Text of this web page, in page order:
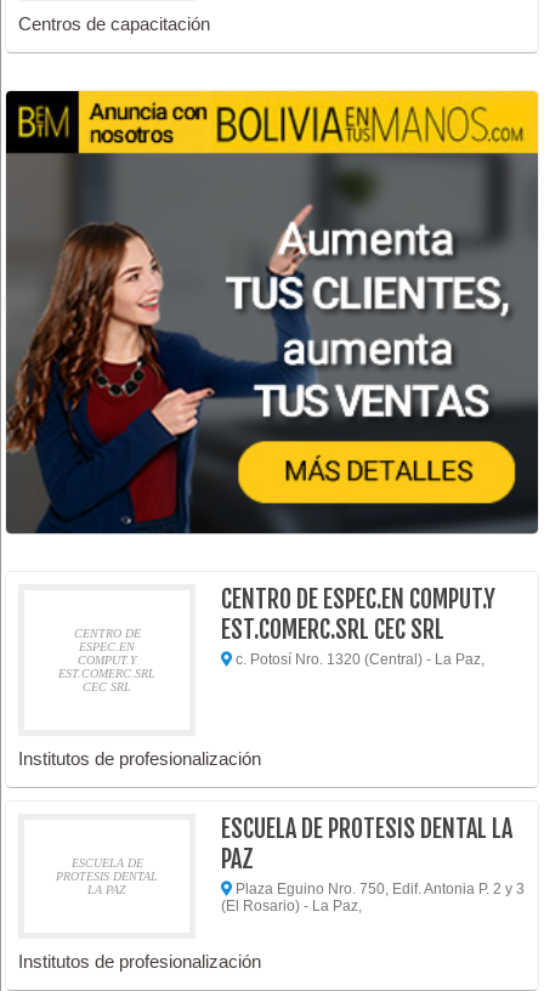
Centros de capacitación
CENTRO DE
ESPEC.EN
COMPUT.Y
EST.COMERC.SRL
CEC SRL
CENTRO DE ESPEC.EN COMPUT.Y
EST.COMERC.SRL CEC SRL
c. Potosí Nro. 1320 (Central) - La Paz,
Institutos de profesionalización
ESCUELA DE
PROTESIS DENTAL
LA PAZ
ESCUELA DE PROTESIS DENTAL LA
PAZ
Plaza Eguino Nro. 750, Edif. Antonia P. 2 y 3
(El Rosario) - La Paz,
Institutos de profesionalización